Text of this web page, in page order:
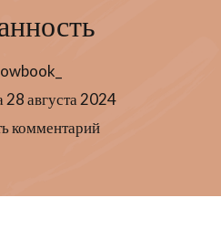
28 августа 2024
комментарийк